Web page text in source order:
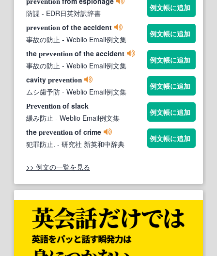
防諜 - EDR日英対訳辞書
例文帳に追加
prevention of the accident
事故の防止 - Weblio Email例文集
例文帳に追加
the prevention of the accident
事故の防止 - Weblio Email例文集
例文帳に追加
cavity prevention
ムシ歯予防 - Weblio Email例文集
例文帳に追加
Prevention of slack
緩み防止 - Weblio Email例文集
例文帳に追加
the prevention of crime
犯罪防止. - 研究社 新英和中辞典
例文帳に追加
>> 例文の一覧を見る